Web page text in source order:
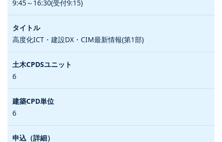
9:45～16:30(受付9:15)
高度化ICT・建設DX・CIM最新情報(第1部)
6
6